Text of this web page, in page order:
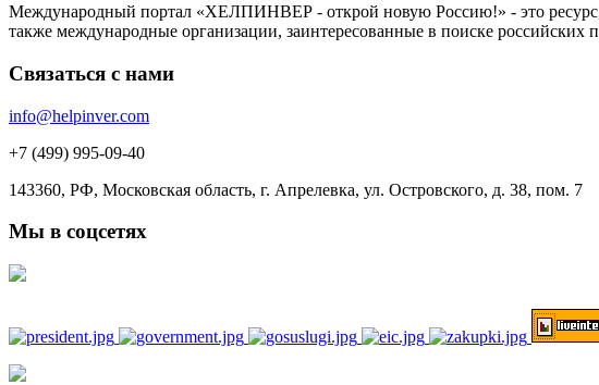
Международный портал «ХЕЛПИНВЕР - открой новую Россию!» - это ресурс,
также международные организации, заинтересованные в поиске российских
Связаться с нами
info@helpinver.com
+7 (499) 995-09-40
143360, РФ, Московская область, г. Апрелевка, ул. Островского, д. 38, пом. 7
Мы в соцсетях